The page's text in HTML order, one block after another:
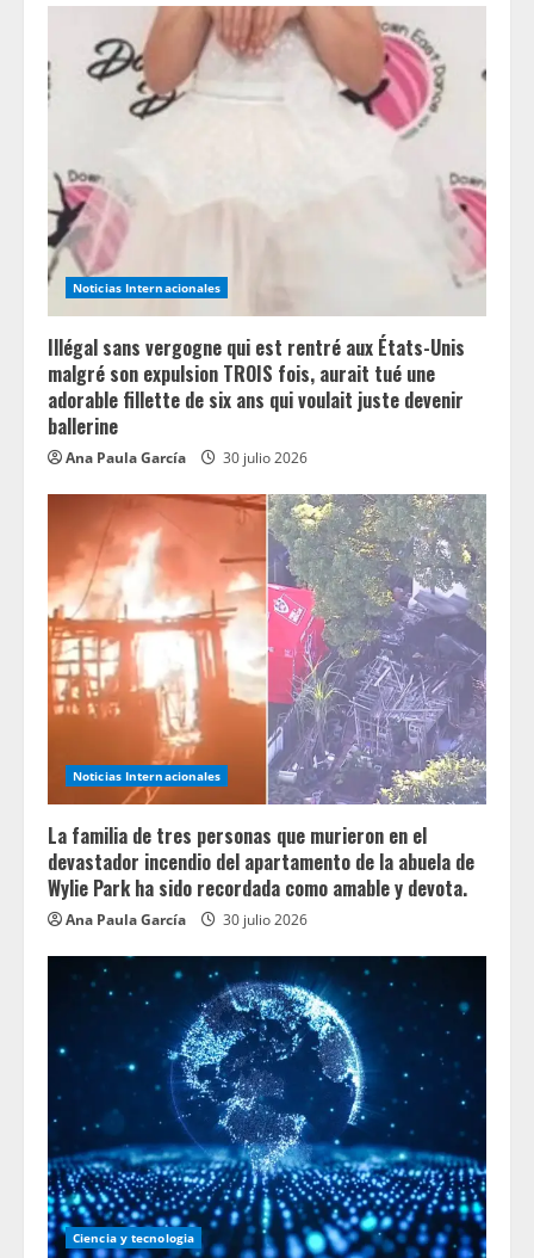
Noticias Internacionales
Illégal sans vergogne qui est rentré aux États-Unis
malgré son expulsion TROIS fois, aurait tué une
adorable fillette de six ans qui voulait juste devenir
ballerine
Ana Paula García 30 julio 2026
Noticias Internacionales
La familia de tres personas que murieron en el
devastador incendio del apartamento de la abuela de
Wylie Park ha sido recordada como amable y devota.
Ana Paula García 30 julio 2026
Ciencia y tecnologia